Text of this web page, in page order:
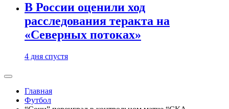
В России оценили ход
расследования теракта на
«Северных потоках»
4 дня спустя
Главная
Футбол